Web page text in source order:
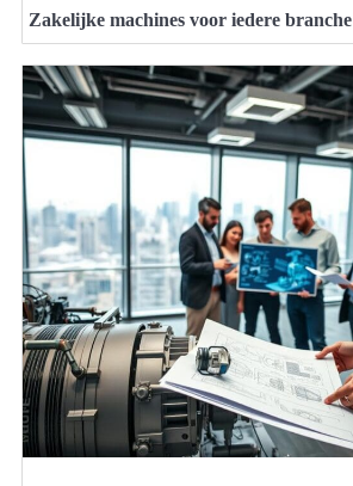
Zakelijke machines voor iedere branche